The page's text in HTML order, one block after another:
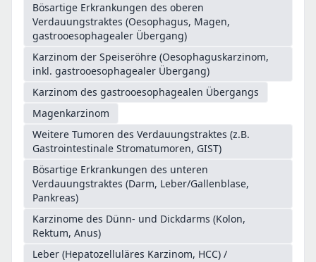
Bösartige Erkrankungen des oberen
Verdauungstraktes (Oesophagus, Magen,
gastrooesophagealer Übergang)
Karzinom der Speiseröhre (Oesophaguskarzinom,
inkl. gastrooesophagealer Übergang)
Karzinom des gastrooesophagealen Übergangs
Magenkarzinom
Weitere Tumoren des Verdauungstraktes (z.B.
Gastrointestinale Stromatumoren, GIST)
Bösartige Erkrankungen des unteren
Verdauungstraktes (Darm, Leber/Gallenblase,
Pankreas)
Karzinome des Dünn- und Dickdarms (Kolon,
Rektum, Anus)
Leber (Hepatozelluläres Karzinom, HCC) /